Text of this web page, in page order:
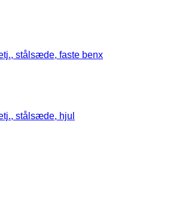
stålsæde, faste benx
stålsæde, hjul